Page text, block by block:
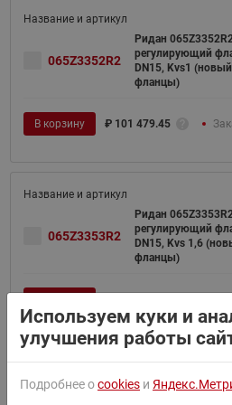
065Z3352R2
Ридан
регулирующий
DN15, Kvs1
фланцы)
В корзину ₽ 101 479.45
065Z3353R2
Ридан
регулирующий
DN15, Kvs 1,6
фланцы)
Ридан
Используем куки и
улучшения работы
Подробнее оcookies и